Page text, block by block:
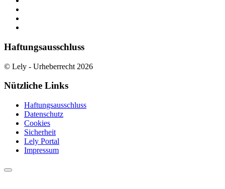
Haftungsausschluss
© Lely - Urheberrecht 2026
Nützliche Links
Haftungsausschluss
Datenschutz
Cookies
Sicherheit
Lely Portal
Impressum